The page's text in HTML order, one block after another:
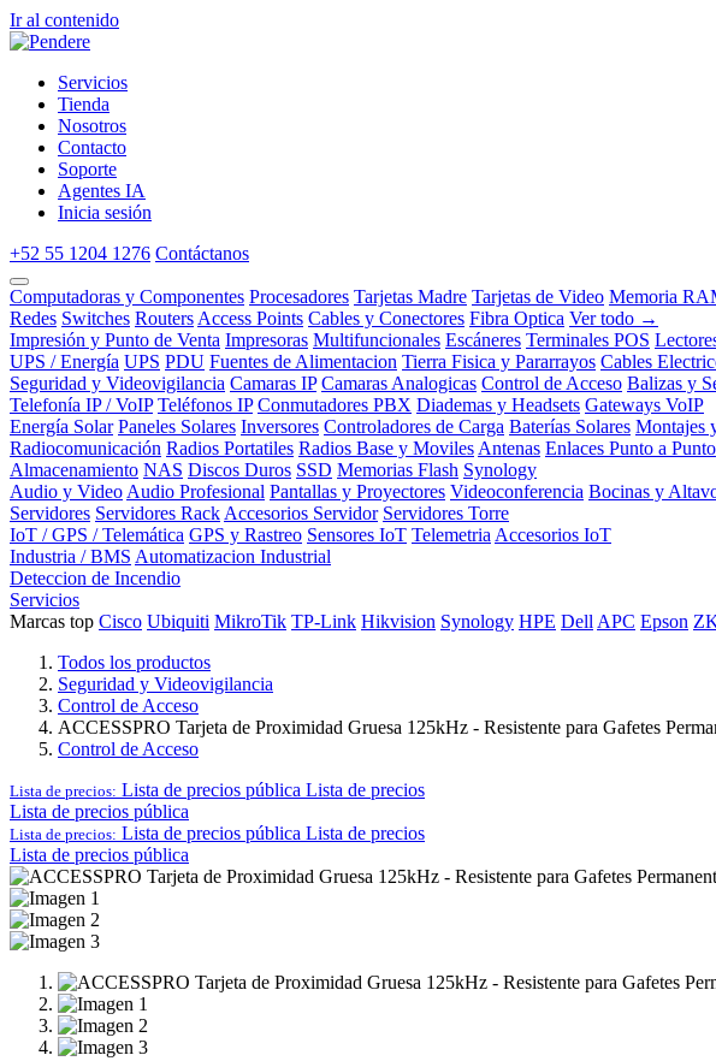
Ir al contenido
Servicios
Tienda
Nosotros
Contacto
Soporte
Agentes IA
Inicia sesión
+52 55 1204 1276 Contáctanos
Computadoras y Componentes Procesadores Tarjetas Madre Tarjetas de Video Memoria
Redes Switches Routers Access Points Cables y Conectores Fibra Optica Ver todo →
Impresión y Punto de Venta Impresoras Multifuncionales Escáneres Terminales POS
UPS / Energía UPS PDU Fuentes de Alimentacion Tierra Fisica y Pararrayos Cables
Seguridad y Videovigilancia Camaras IP Camaras Analogicas Control de Acceso Balizas y
Telefonía IP / VoIP Teléfonos IP Conmutadores PBX Diademas y Headsets Gateways VoIP
Energía Solar Paneles Solares Inversores Controladores de Carga Baterías Solares Montajes
Radiocomunicación Radios Portatiles Radios Base y Moviles Antenas Enlaces Punto a Punto
Almacenamiento NAS Discos Duros SSD Memorias Flash Synology
Audio y Video Audio Profesional Pantallas y Proyectores Videoconferencia Bocinas y
Servidores Servidores Rack Accesorios Servidor Servidores Torre
IoT / GPS / Telemática GPS y Rastreo Sensores IoT Telemetria Accesorios IoT
Industria / BMS Automatizacion Industrial
Deteccion de Incendio
Servicios
Marcas top Cisco Ubiquiti MikroTik TP-Link Hikvision Synology HPE Dell APC Epson
Todos los productos
Seguridad y Videovigilancia
Control de Acceso
ACCESSPRO Tarjeta de Proximidad Gruesa 125kHz - Resistente para Gafetes
Control de Acceso
Lista de precios: Lista de precios pública Lista de precios
Lista de precios pública
Lista de precios: Lista de precios pública Lista de precios
Lista de precios pública